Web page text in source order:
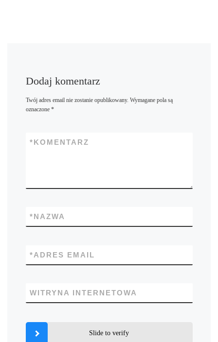
Dodaj komentarz
Twój adres email nie zostanie opublikowany. Wymagane pola są
oznaczone *
KOMENTARZ
*
NAZWA
*
ADRES EMAIL
*
WITRYNA INTERNETOWA
Slide to verify